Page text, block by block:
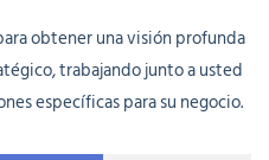
obtener una visión profunda
trabajando junto a usted
específicas para su negocio.